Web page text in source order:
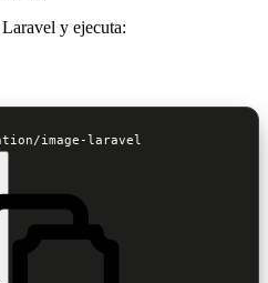
y ejecuta:
image-laravel